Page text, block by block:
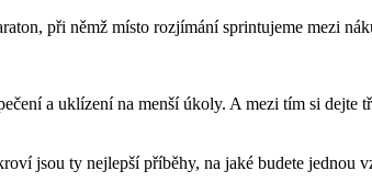
při němž místo rozjímání sprintujeme mezi
a uklízení na menší úkoly. A mezi tím si dejte
jsou ty nejlepší příběhy, na jaké budete jednou